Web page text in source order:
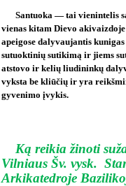
Santuoka — tai vienintelis
vienas kitam Dievo
apeigose dalyvaujantis
sutuoktinių sutikimą ir jiems
atstovo ir kelių liudininkų
vyksta be kliūčių ir yra
gyvenimo įvykis.
Ką reikia žinoti
Vilniaus Šv. vysk.
Arkikatedroje